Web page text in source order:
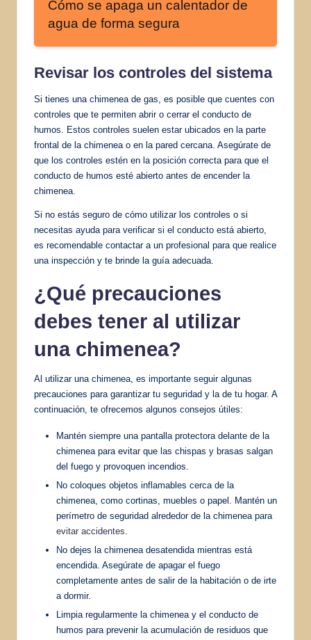
Cómo se apaga un calentador de
agua de forma segura
Revisar los controles del sistema
Si tienes una chimenea de gas, es posible que cuentes con
controles que te permiten abrir o cerrar el conducto de
humos. Estos controles suelen estar ubicados en la parte
frontal de la chimenea o en la pared cercana. Asegúrate de
que los controles estén en la posición correcta para que el
conducto de humos esté abierto antes de encender la
chimenea.
Si no estás seguro de cómo utilizar los controles o si
necesitas ayuda para verificar si el conducto está abierto,
es recomendable contactar a un profesional para que realice
una inspección y te brinde la guía adecuada.
¿Qué precauciones
debes tener al utilizar
una chimenea?
Al utilizar una chimenea, es importante seguir algunas
precauciones para garantizar tu seguridad y la de tu hogar. A
continuación, te ofrecemos algunos consejos útiles:
Mantén siempre una pantalla protectora delante de la
chimenea para evitar que las chispas y brasas salgan
del fuego y provoquen incendios.
No coloques objetos inflamables cerca de la
chimenea, como cortinas, muebles o papel. Mantén un
perímetro de seguridad alrededor de la chimenea para
evitar accidentes
No dejes la chimenea desatendida mientras está
encendida. Asegúrate de apagar el fuego
completamente antes de salir de la habitación o de irte
a dormir.
Limpia regularmente la chimenea y el conducto de
humos para prevenir la acumulación de residuos que